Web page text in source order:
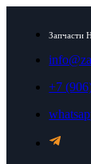
Запчасти
+7